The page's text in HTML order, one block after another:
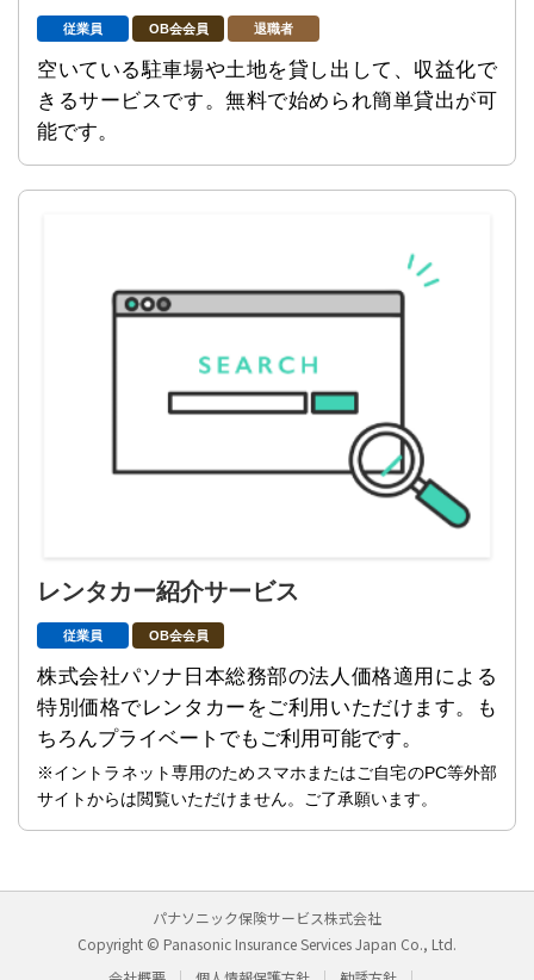
従業員 OB会会員 退職者
空いている駐車場や土地を貸し出して、収益化で
きるサービスです。無料で始められ簡単貸出が可
能です。
レンタカー紹介サービス
従業員 OB会会員
株式会社パソナ日本総務部の法人価格適用による
特別価格でレンタカーをご利用いただけます。も
ちろんプライベートでもご利用可能です。
※イントラネット専用のためスマホまたはご自宅のPC等外部
サイトからは閲覧いただけません。ご了承願います。
パナソニック保険サービス株式会社
Copyright © Panasonic Insurance Services Japan Co., Ltd.